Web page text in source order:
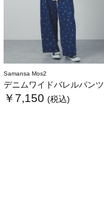
Samansa Mos2
デニムワイドバレルパンツ〈WEB限定SS・XLサイズ〉
￥7,150 (税込)